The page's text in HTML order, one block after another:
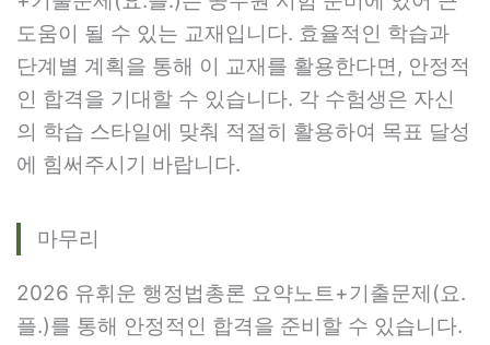
도움이 될 수 있는 교재입니다. 효율적인 학습과
단계별 계획을 통해 이 교재를 활용한다면, 안정적
인 합격을 기대할 수 있습니다. 각 수험생은 자신
의 학습 스타일에 맞춰 적절히 활용하여 목표 달성
에 힘써주시기 바랍니다.
마무리
2026 유휘운 행정법총론 요약노트+기출문제(요.
플.)를 통해 안정적인 합격을 준비할 수 있습니다.